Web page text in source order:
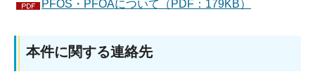
PFOS・PFOAについて（PDF：179KB）
本件に関する連絡先